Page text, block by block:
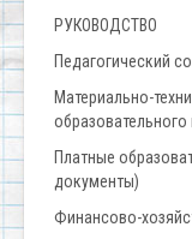
РУКОВОДСТВО
Педагогический
Материально-
Платные
документы)
Финансово-